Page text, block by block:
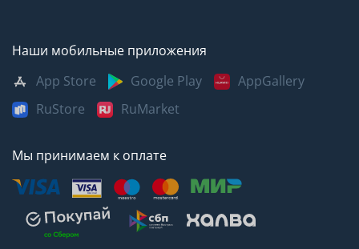
Наши мобильные приложения
App Store
Google Play
AppGallery
RuStore
RuMarket
Мы принимаем к оплате